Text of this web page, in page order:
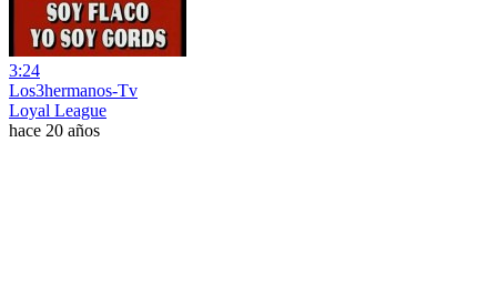
3:24
Los3hermanos-Tv
Loyal League
hace 20 años